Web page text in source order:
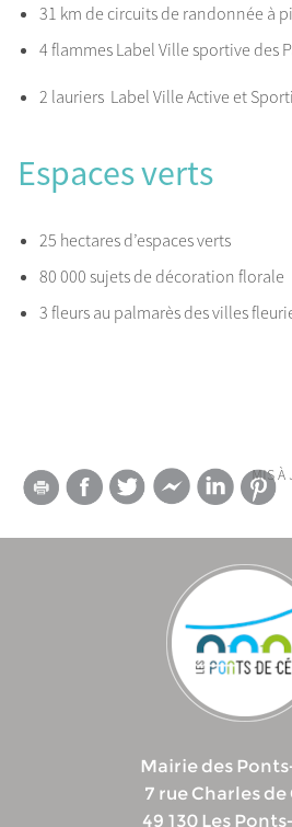
31 km de circuits de randonnée à
4 flammes Label Ville sportive des
2 lauriers Label Ville Active et
Espaces verts
25 hectares d’espaces verts
80 000 sujets de décoration florale
3 fleurs au palmarès des villes
mis à
Mairie des
7 rue Charles de
49 130 Les